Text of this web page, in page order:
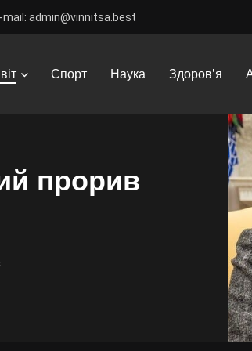
mail: admin@vinnitsa.best
Спорт Наука Здоров’я
прорив США та ЄС та Індії
прорив